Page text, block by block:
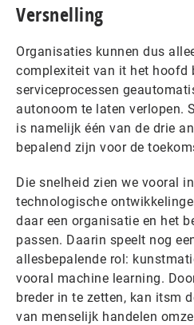
Versnelling
Organisaties kunnen dus
complexiteit van it het hoofd
serviceprocessen
autonoom te laten verlopen.
is namelijk één van de drie
bepalend zijn voor de
Die snelheid zien we vooral
technologische
daar een organisatie en het
passen. Daarin speelt nog
allesbepalende rol:
vooral machine learning.
breder in te zetten, kan itsm
van menselijk handelen